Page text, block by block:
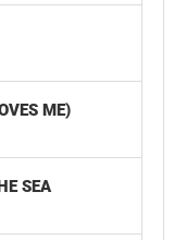
ME)
SEA